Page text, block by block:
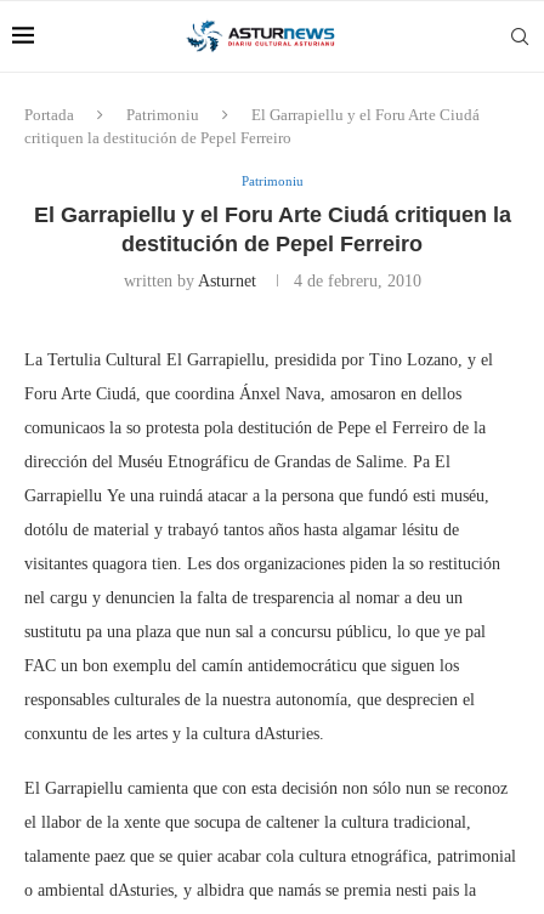
Portada Patrimoniu
El Garrapiellu y el Foru Arte Ciudá
critiquen la destitución de Pepel Ferreiro
Patrimoniu
El Garrapiellu y el Foru Arte Ciudá critiquen la
destitución de Pepel Ferreiro
written by Asturnet 4 de febreru, 2010
La Tertulia Cultural El Garrapiellu, presidida por Tino Lozano, y el
Foru Arte Ciudá, que coordina Ánxel Nava, amosaron en dellos
comunicaos la so protesta pola destitución de Pepe el Ferreiro de la
dirección del Muséu Etnográficu de Grandas de Salime. Pa El
Garrapiellu Ye una ruindá atacar a la persona que fundó esti muséu,
dotólu de material y trabayó tantos años hasta algamar lésitu de
visitantes quagora tien. Les dos organizaciones piden la so restitución
nel cargu y denuncien la falta de tresparencia al nomar a deu un
sustitutu pa una plaza que nun sal a concursu públicu, lo que ye pal
FAC un bon exemplu del camín antidemocráticu que siguen los
responsables culturales de la nuestra autonomía, que desprecien el
conxuntu de les artes y la cultura dAsturies.
El Garrapiellu camienta que con esta decisión non sólo nun se reconoz
el llabor de la xente que socupa de caltener la cultura tradicional,
talamente paez que se quier acabar cola cultura etnográfica, patrimonial
o ambiental dAsturies, y albidra que namás se premia nesti pais la